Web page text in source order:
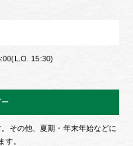
15:30)
その他、夏期・年末年始などに
す。